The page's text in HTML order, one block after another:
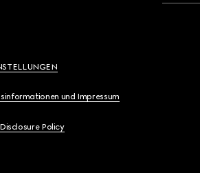
und Impressum
Policy